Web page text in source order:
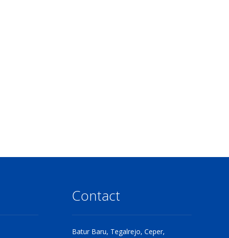
Contact
Batur Baru, Tegalrejo, Ceper,